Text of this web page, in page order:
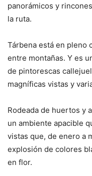
panorámicos y
la ruta.
Tárbena está en pleno
entre montañas. Y es
de pintorescas
magníficas vistas y
Rodeada de huertos y
un ambiente apacible
vistas que, de enero a
explosión de colores
en flor.